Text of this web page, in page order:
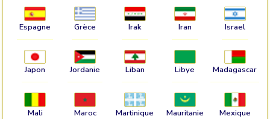
Espagne Grèce Irak Iran Israel
Japon Jordanie Liban Libye Madagascar
Mali Maroc Martinique Mauritanie Mexique